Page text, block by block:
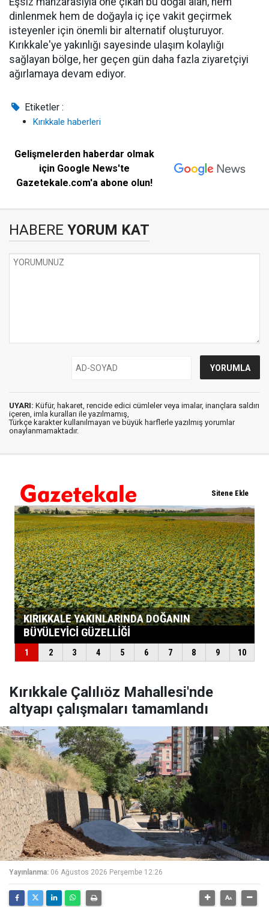
dinlenmek hem de doğayla iç içe vakit geçirmek
isteyenler için önemli bir alternatif oluşturuyor.
Kırıkkale'ye yakınlığı sayesinde ulaşım kolaylığı
sağlayan bölge, her geçen gün daha fazla ziyaretçiyi
ağırlamaya devam ediyor.
Etiketler :
Kırıkkale haberleri
Gelişmelerden haberdar olmak
için Google News'te
Gazetekale.com'a abone olun!
HABERE YORUM KAT
UYARI: Küfür, hakaret, rencide edici cümleler veya imalar, inançlara saldırı
içeren, imla kuralları ile yazılmamış,
Türkçe karakter kullanılmayan ve büyük harflerle yazılmış yorumlar
onaylanmamaktadır.
Kırıkkale Çalılıöz Mahallesi'nde
altyapı çalışmaları tamamlandı
Yayınlanma: 06 Ağustos 2026 Perşembe 12:26